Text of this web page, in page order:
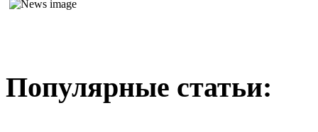
Популярные статьи: